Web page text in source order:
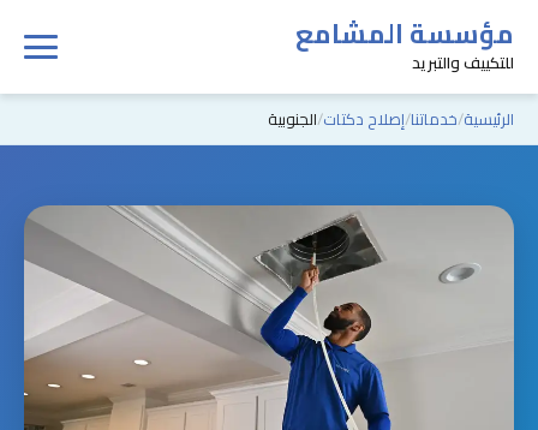
مؤسسة المشامع
للتكييف والتبريد
الرئيسية خدماتنا إصلاح دكتات الجنوبية